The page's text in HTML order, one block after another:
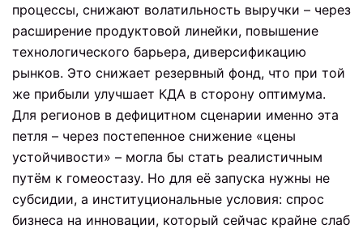
процессы, снижают волатильность выручки – через
расширение продуктовой линейки, повышение
технологического барьера, диверсификацию
рынков. Это снижает резервный фонд, что при той
же прибыли улучшает КДА в сторону оптимума.
Для регионов в дефицитном сценарии именно эта
петля – через постепенное снижение «цены
устойчивости» – могла бы стать реалистичным
путём к гомеостазу. Но для её запуска нужны не
субсидии, а институциональные условия: спрос
бизнеса на инновации, который сейчас крайне слаб